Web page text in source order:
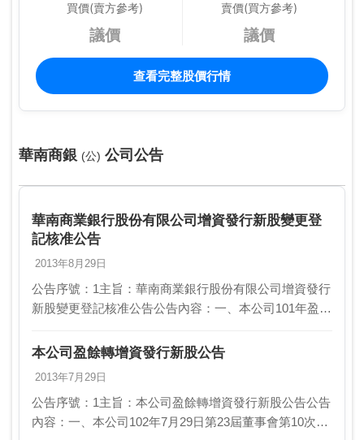
買價(賣方參考)
議價
賣價(買方參考)
議價
查看完整股價行情
華南商銀 (公) 公司公告
華南商業銀行股份有限公司增資發行新股變更登
記核准公告
2013年8月29日
公告序號：1主旨：華南商業銀行股份有限公司增資發行
新股變更登記核准公告公告內容：一、本公司101年盈餘
總金額為新台幣57億1,000萬元，業經…
本公司盈餘轉增資發行新股公告
2013年7月29日
公告序號：1主旨：本公司盈餘轉增資發行新股公告公告
內容：一、本公司102年7月29日第23屆董事會第10次臨